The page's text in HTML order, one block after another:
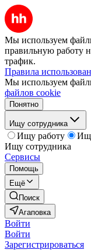
Мы используем
правильную работу
трафик.
Правила
Мы используем
файлов cookie
Понятно
Ищу сотрудника
Ищу работу
Ищу сотрудника
Сервисы
Помощь
Ещё
Поиск
Агаповка
Войти
Войти
Зарегистрироваться